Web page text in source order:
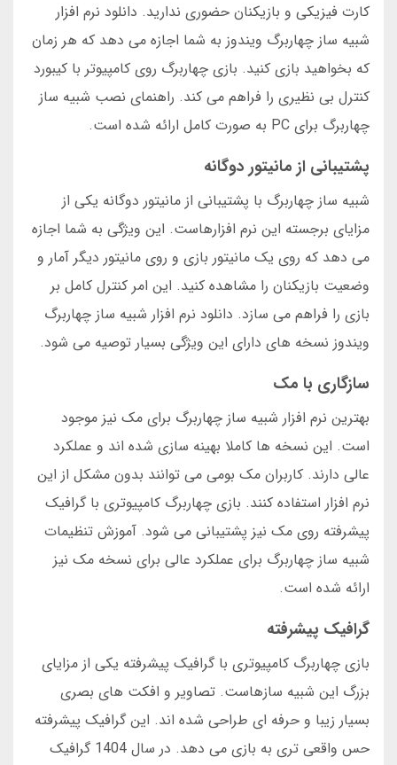
کارت فیزیکی و بازیکنان حضوری ندارید. دانلود نرم افزار
شبیه ساز چهاربرگ ویندوز به شما اجازه می دهد که هر زمان
که بخواهید بازی کنید. بازی چهاربرگ روی کامپیوتر با کیبورد
کنترل بی نظیری را فراهم می کند. راهنمای نصب شبیه ساز
چهاربرگ برای PC به صورت کامل ارائه شده است.
پشتیبانی از مانیتور دوگانه
شبیه ساز چهاربرگ با پشتیبانی از مانیتور دوگانه یکی از
مزایای برجسته این نرم افزارهاست. این ویژگی به شما اجازه
می دهد که روی یک مانیتور بازی و روی مانیتور دیگر آمار و
وضعیت بازیکنان را مشاهده کنید. این امر کنترل کامل بر
بازی را فراهم می سازد. دانلود نرم افزار شبیه ساز چهاربرگ
ویندوز نسخه های دارای این ویژگی بسیار توصیه می شود.
سازگاری با مک
بهترین نرم افزار شبیه ساز چهاربرگ برای مک نیز موجود
است. این نسخه ها کاملا بهینه سازی شده اند و عملکرد
عالی دارند. کاربران مک بومی می توانند بدون مشکل از این
نرم افزار استفاده کنند. بازی چهاربرگ کامپیوتری با گرافیک
پیشرفته روی مک نیز پشتیبانی می شود. آموزش تنظیمات
شبیه ساز چهاربرگ برای عملکرد عالی برای نسخه مک نیز
ارائه شده است.
گرافیک پیشرفته
بازی چهاربرگ کامپیوتری با گرافیک پیشرفته یکی از مزایای
بزرگ این شبیه سازهاست. تصاویر و افکت های بصری
بسیار زیبا و حرفه ای طراحی شده اند. این گرافیک پیشرفته
حس واقعی تری به بازی می دهد. در سال 1404 گرافیک